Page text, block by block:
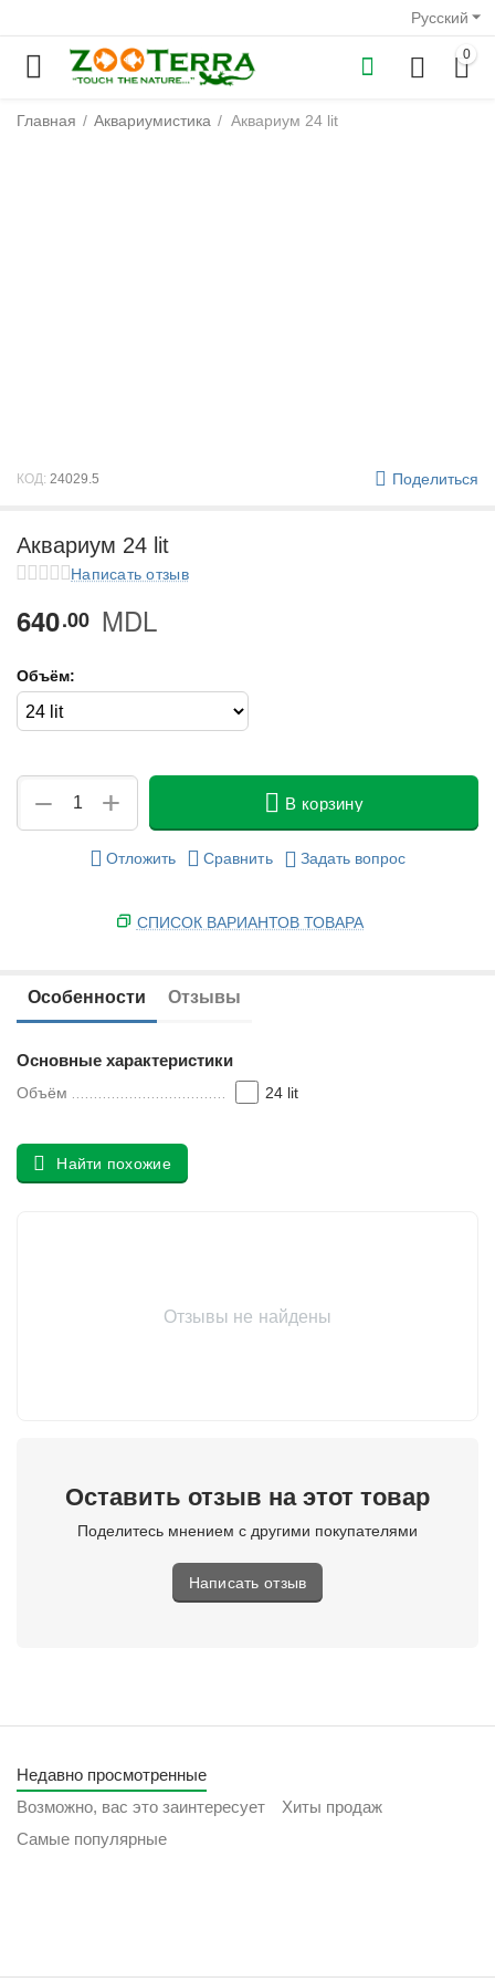
Русский
0
Главная / Аквариумистика / Аквариум 24 lit
КОД: 24029.5 Поделиться
Аквариум 24 lit
Написать отзыв
640 00 MDL
Объём:
+
− В корзину
Отложить Сравнить Задать вопрос
СПИСОК ВАРИАНТОВ ТОВАРА
Особенности Отзывы
Основные характеристики
Объём 24 lit
Найти похожие
Отзывы не найдены
Оставить отзыв на этот товар
Поделитесь мнением с другими покупателями
Написать отзыв
Недавно просмотренные
Возможно, вас это заинтересует
Хиты продаж
Самые популярные